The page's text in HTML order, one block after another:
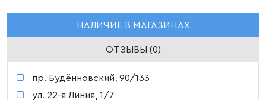
НАЛИЧИЕ В МАГАЗИНАХ
ОТЗЫВЫ (0)
пр. Будённовский, 90/133
ул. 22-я Линия, 1/7